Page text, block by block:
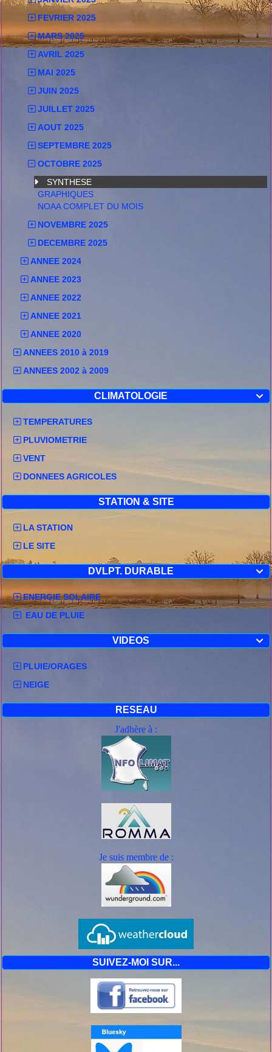
FEVRIER 2025
MARS 2025
AVRIL 2025
MAI 2025
JUIN 2025
JUILLET 2025
AOUT 2025
SEPTEMBRE 2025
OCTOBRE 2025
SYNTHESE
GRAPHIQUES
NOAA COMPLET DU MOIS
NOVEMBRE 2025
DECEMBRE 2025
ANNEE 2024
ANNEE 2023
ANNEE 2022
ANNEE 2021
ANNEE 2020
ANNEES 2010 à 2019
ANNEES 2002 à 2009

CLIMATOLOGIE
TEMPERATURES
PLUVIOMETRIE
VENT
DONNEES AGRICOLES
STATION & SITE
LA STATION
LE SITE

DVLPT. DURABLE
ENERGIE SOLAIRE
EAU DE PLUIE

VIDEOS
PLUIE/ORAGES
NEIGE
RESEAU
J'adhère à :
Je suis membre de :
SUIVEZ-MOI SUR...